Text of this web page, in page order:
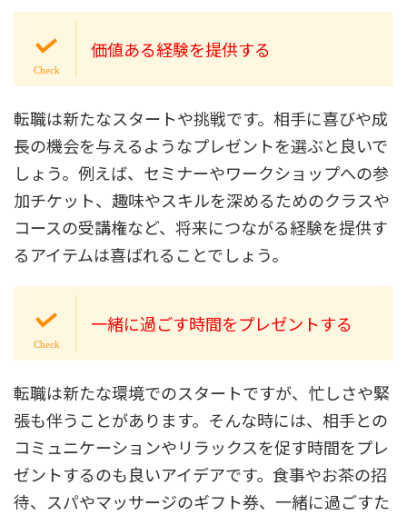
価値ある経験を提供する
転職は新たなスタートや挑戦です。相手に喜びや成
長の機会を与えるようなプレゼントを選ぶと良いで
しょう。例えば、セミナーやワークショップへの参
加チケット、趣味やスキルを深めるためのクラスや
コースの受講権など、将来につながる経験を提供す
るアイテムは喜ばれることでしょう。
一緒に過ごす時間をプレゼントする
転職は新たな環境でのスタートですが、忙しさや緊
張も伴うことがあります。そんな時には、相手との
コミュニケーションやリラックスを促す時間をプレ
ゼントするのも良いアイデアです。食事やお茶の招
待、スパやマッサージのギフト券、一緒に過ごすた